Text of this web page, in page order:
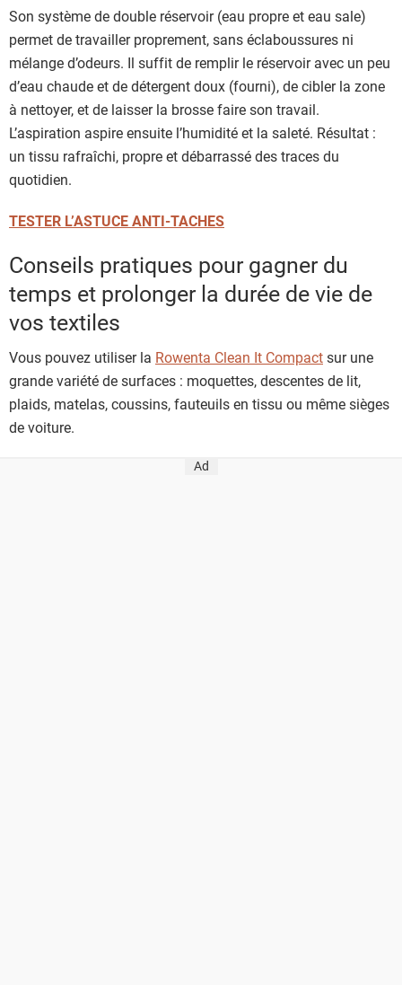
Son système de double réservoir (eau propre et eau sale)
permet de travailler proprement, sans éclaboussures ni
mélange d’odeurs. Il suffit de remplir le réservoir avec un peu
d’eau chaude et de détergent doux (fourni), de cibler la zone
à nettoyer, et de laisser la brosse faire son travail.
L’aspiration aspire ensuite l’humidité et la saleté. Résultat :
un tissu rafraîchi, propre et débarrassé des traces du
quotidien.
TESTER L’ASTUCE ANTI-TACHES
Conseils pratiques pour gagner du
temps et prolonger la durée de vie de
vos textiles
Vous pouvez utiliser la Rowenta Clean It Compactsur une
grande variété de surfaces : moquettes, descentes de lit,
plaids, matelas, coussins, fauteuils en tissu ou même sièges
de voiture.
Ad